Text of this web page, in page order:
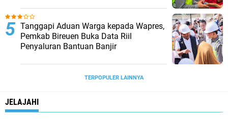
Tanggapi Aduan Warga kepada Wapres,
Pemkab Bireuen Buka Data Riil
Penyaluran Bantuan Banjir
TERPOPULER LAINNYA
JELAJAHI